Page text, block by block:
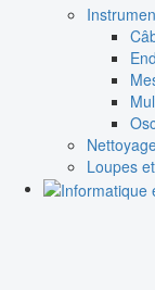
Loupes